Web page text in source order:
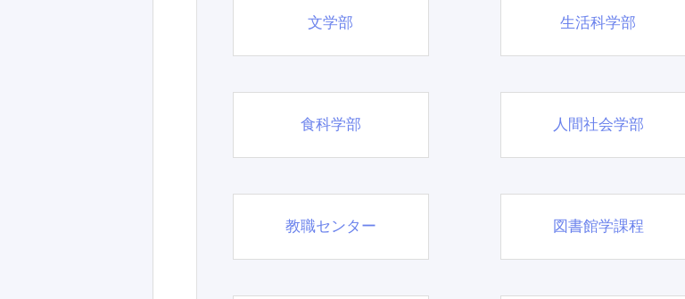
文学部 生活科学部
食科学部 人間社会学部
教職センター 図書館学課程